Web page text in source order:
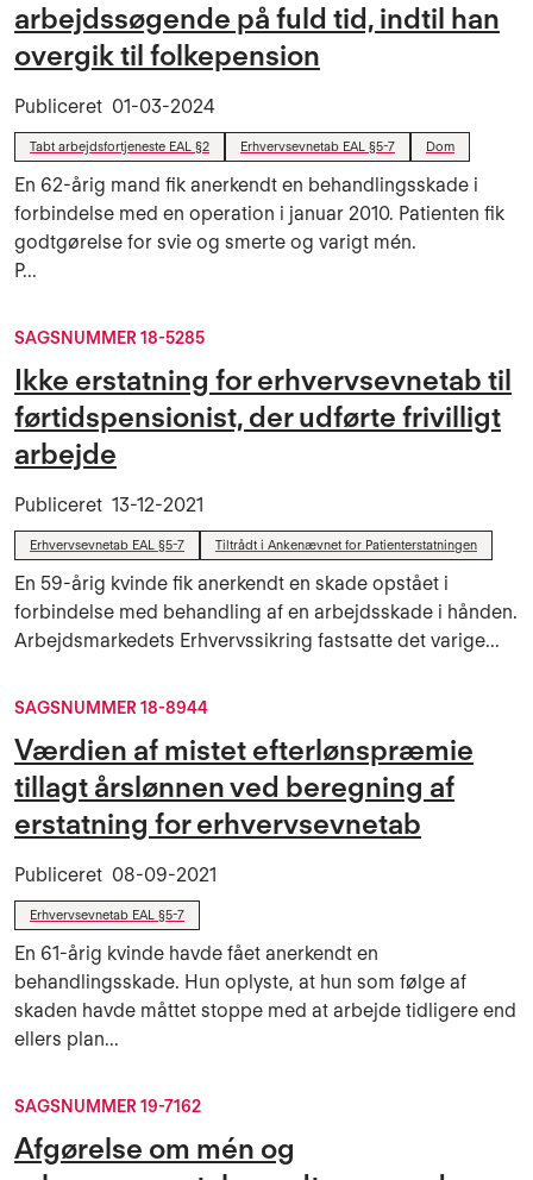
arbejdssøgende på fuld tid, indtil han
overgik til folkepension
Publiceret 01-03-2024
Tabt arbejdsfortjeneste EAL §2 Erhvervsevnetab EAL §5-7 Dom
En 62-årig mand fik anerkendt en behandlingsskade i
forbindelse med en operation i januar 2010. Patienten fik
godtgørelse for svie og smerte og varigt mén.
P...
SAGSNUMMER 18-5285
Ikke erstatning for erhvervsevnetab til
førtidspensionist, der udførte frivilligt
arbejde
Publiceret 13-12-2021
Erhvervsevnetab EAL §5-7 Tiltrådt i Ankenævnet for Patienterstatningen
En 59-årig kvinde fik anerkendt en skade opstået i
forbindelse med behandling af en arbejdsskade i hånden.
Arbejdsmarkedets Erhvervssikring fastsatte det varige...
SAGSNUMMER 18-8944
Værdien af mistet efterlønspræmie
tillagt årslønnen ved beregning af
erstatning for erhvervsevnetab
Publiceret 08-09-2021
Erhvervsevnetab EAL §5-7
En 61-årig kvinde havde fået anerkendt en
behandlingsskade. Hun oplyste, at hun som følge af
skaden havde måttet stoppe med at arbejde tidligere end
ellers plan...
SAGSNUMMER 19-7162
Afgørelse om mén og